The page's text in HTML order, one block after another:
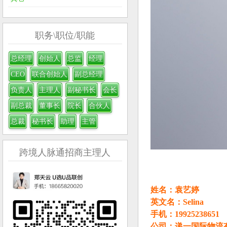
姓名：袁艺婷
英文名：Selina
手机：19925238651
职务\职位/职能
总经理 创始人 总监 经理
CEO 联合创始人 副总经理
负责人 主理人 副秘书长 会长
副总裁 董事长 院长 合伙人
总裁 秘书长 助理 主管
跨境人脉通招商主理人